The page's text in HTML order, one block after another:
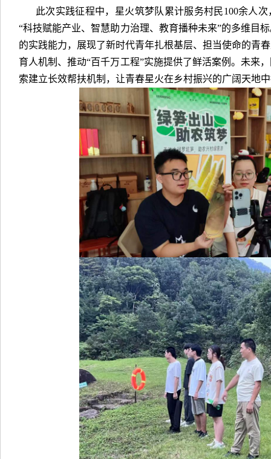
此次实践征程中，星火筑梦队累计服务村民100余人
“科技赋能产业、智慧助力治理、教育播种未来”的多维目
的实践能力，展现了新时代青年扎根基层、担当使命的青
育人机制、推动“百千万工程”实施提供了鲜活案例。未来
索建立长效帮扶机制，让青春星火在乡村振兴的广阔天地